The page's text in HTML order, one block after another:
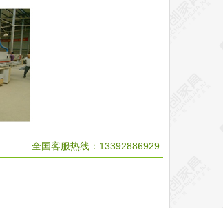
全国客服热线：13392886929